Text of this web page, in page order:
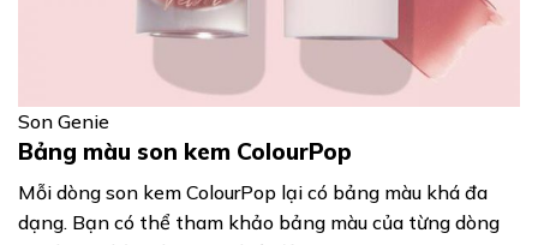
Son Genie
Bảng màu son kem ColourPop
Mỗi dòng son kem ColourPop lại có bảng màu khá đa
dạng. Bạn có thể tham khảo bảng màu của từng dòng